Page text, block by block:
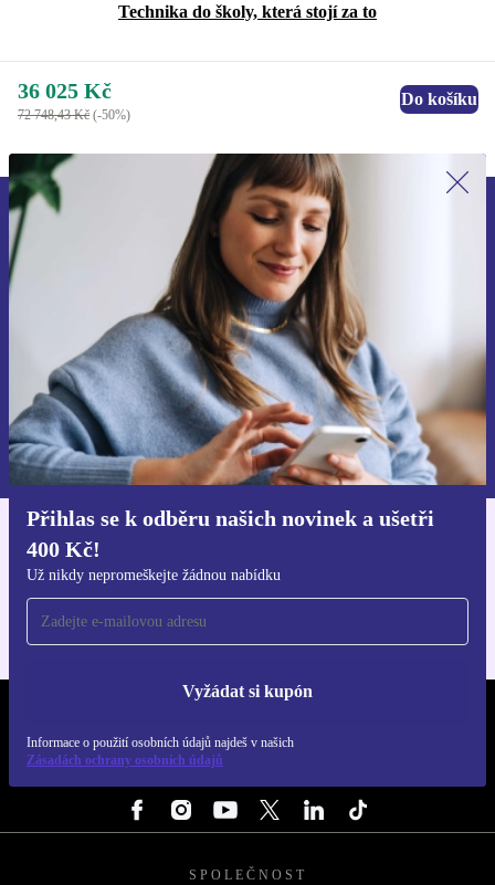
Technika do školy, která stojí za to
36 025 Kč
72 748,43 Kč (-50%)
Do košíku
Přihlas se k odběru našich novinek a ušetři
400 Kč!
Už nikdy nepromeškejte žádnou nabídku
Vyžádat si kupón
Informace o použití osobních údajů najdeš v našich
Zásadách ochrany osobních údajů
Přihlas se k odběru našich novinek a
ušetři 400 Kč!
Už nikdy nepromeškej žádnou nabídku.
Chci voucher
Informace o použití osobních údajů najdeš v našich
Zásadách ochrany osobních údajů.
Pro iOS a Android
SPOLEČNOST